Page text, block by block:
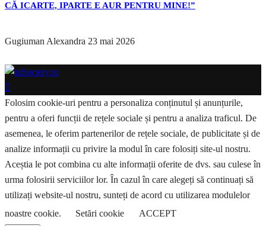
CĂ ICARTE, IPARTE E AUR PENTRU MINE!”
Gugiuman Alexandra 23 mai 2026
Folosim cookie-uri pentru a personaliza conținutul și anunțurile,
pentru a oferi funcții de rețele sociale și pentru a analiza traficul. De
asemenea, le oferim partenerilor de rețele sociale, de publicitate și de
analize informații cu privire la modul în care folosiți site-ul nostru.
Aceștia le pot combina cu alte informații oferite de dvs. sau culese în
urma folosirii serviciilor lor. În cazul în care alegeți să continuați să
utilizați website-ul nostru, sunteți de acord cu utilizarea modulelor
noastre cookie.
Setări cookie ACCEPT